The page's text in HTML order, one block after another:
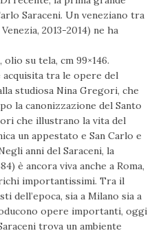
Saraceni. Un veneziano tra
2013-2014) ne ha
olio su tela, cm 99×146.
tra le opere del
studiosa Nina Gregori, che
la canonizzazione del Santo
che illustrano la vita del
un appestato e San Carlo e
anni del Saraceni, la
è ancora viva anche a Roma,
importantissimi. Tra il
dell’epoca, sia a Milano sia a
opere importanti, oggi
trova un ambiente